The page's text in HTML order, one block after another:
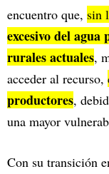
encuentro que, sin
excesivo del
rurales actuales,
acceder al recurso,
productores,
una mayor
Con su transición